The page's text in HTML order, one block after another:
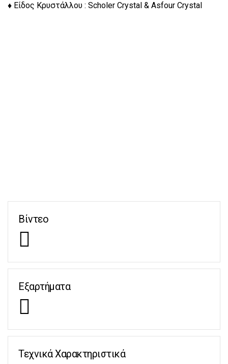
♦ Είδος Κρυστάλλου : Scholer Crystal & Asfour Crystal
Βίντεο
Εξαρτήματα
Τεχνικά Χαρακτηριστικά